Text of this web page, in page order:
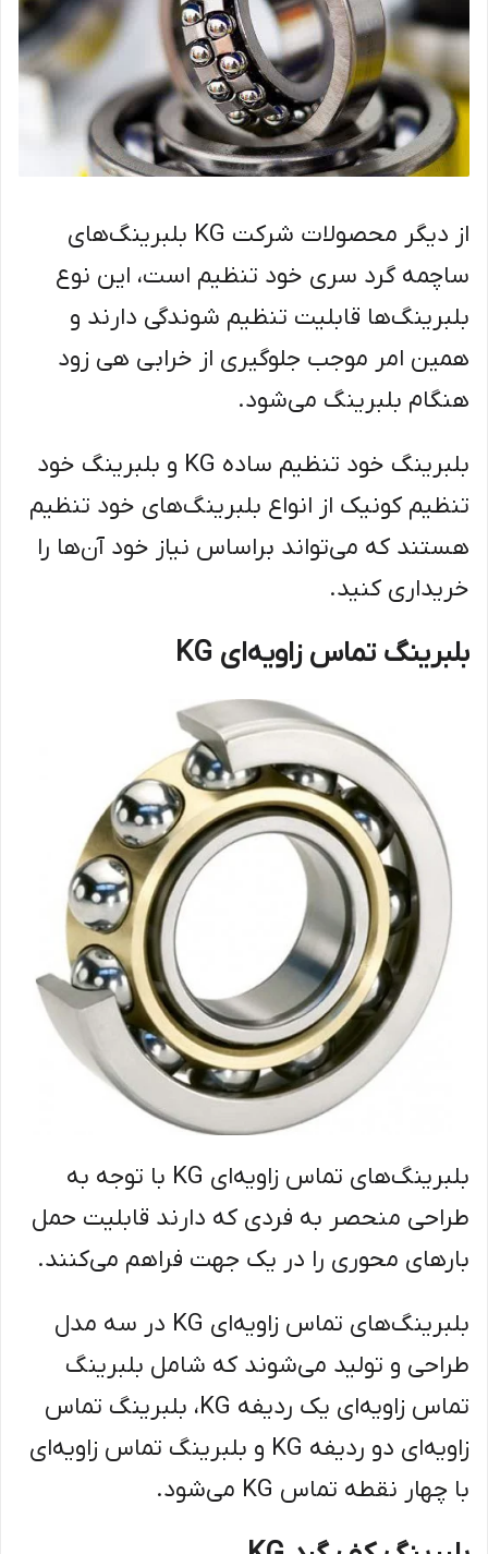
از دیگر محصولات شرکت KG بلبرینگ‌های
ساچمه گرد سری خود تنظیم است، این نوع
بلبرینگ‌ها قابلیت تنظیم شوندگی دارند و
همین امر موجب جلوگیری از خرابی هی زود
هنگام بلبرینگ می‌شود.
بلبرینگ خود تنظیم ساده KG و بلبرینگ خود
تنظیم کونیک از انواع بلبرینگ‌های خود تنظیم
هستند که می‌تواند براساس نیاز خود آن‌ها را
خریداری کنید.
بلبرینگ تماس زاویه‌ای KG
بلبرینگ‌های تماس زاویه‌ای KG با توجه به
طراحی منحصر به فردی که دارند قابلیت حمل
بار‌های محوری را در یک جهت فراهم می‌کنند.
بلبرینگ‌های تماس زاویه‌ای KG در سه مدل
طراحی و تولید می‌شوند که شامل بلبرینگ
تماس زاویه‌ای یک ردیفه KG، بلبرینگ تماس
زاویه‌ای دو ردیفه KG‌ و بلبرینگ تماس زاویه‌ای
با چهار نقطه تماس KG می‌شود.